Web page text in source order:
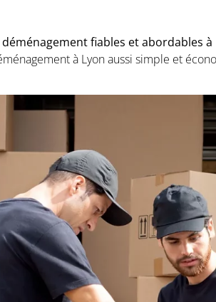
fiables et abordables à
à Lyon aussi simple et